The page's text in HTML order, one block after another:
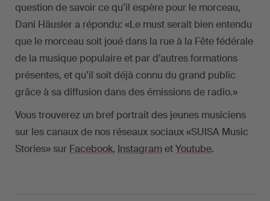
question de savoir ce qu’il espère pour le morceau,
Dani Häusler a répondu: «Le must serait bien entendu
que le morceau soit joué dans la rue à la Fête fédérale
de la musique populaire et par d’autres formations
présentes, et qu’il soit déjà connu du grand public
grâce à sa diffusion dans des émissions de radio.»
Vous trouverez un bref portrait des jeunes musiciens
sur les canaux de nos réseaux sociaux «SUISA Music
Stories» sur Facebook, InstagrametYoutube.